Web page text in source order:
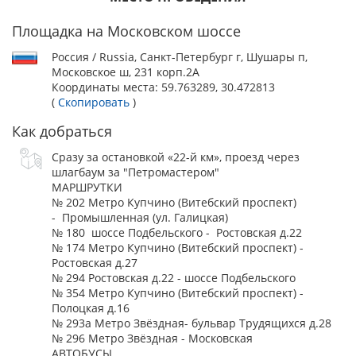
Каждому участнику при себе необходимо в обязательном
порядке иметь ВЕТЕРИНАРНЫЙ ПАСПОРТ с отметками
государственной ветеринарной клиники о
вакцинации против бешенства, проведённой не ранее чем
30 дней и не позднее 1 года до начала выставки. При
получении сопроводительных документов Ф-1 и Ф-4 для
участия на выставке собак может потребоваться назвать
площадку в системе Меркурий, номер предприятия в
реестре и номер предприятия в ИС "Цербер" - требования
уточняйте у организатора.
В случае отсутствия ветеринарного паспорта сотрудник
ветконтроля имеет полное право не допустить собаку к
участию в выставке.
Площадка на Московском шоссе
Россия / Russia, Санкт-Петербург г, Шушары п,
Московское ш, 231 корп.2А
Координаты места: 59.763289, 30.472813
( Скопировать )
Как добраться
Сразу за остановкой «22-й км», проезд через
шлагбаум за "Петромастером"
МАРШРУТКИ
№ 202 Метро Купчино (Витебский проспект)
- Промышленная (ул. Галицкая)
№ 180 шоссе Подбельского - Ростовская д.22
№ 174 Метро Купчино (Витебский проспект) -
Ростовская д.27
№ 294 Ростовская д.22 - шоссе Подбельского
№ 354 Метро Купчино (Витебский проспект) -
Полоцкая д.16
№ 293а Метро Звёздная- бульвар Трудящихся д.28
№ 296 Метро Звёздная - Московская